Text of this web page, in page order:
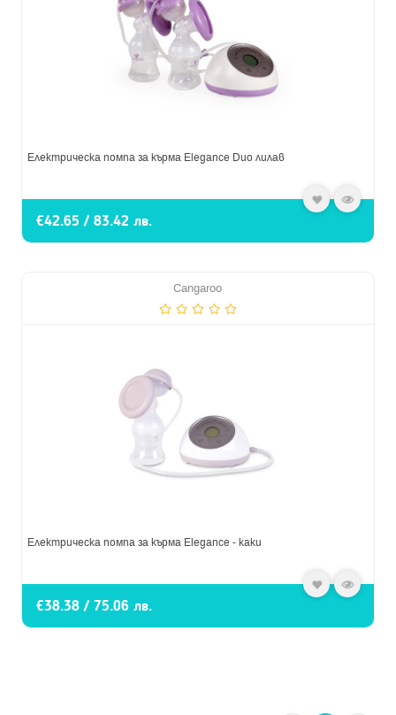
Електрическа помпа за кърма Elegance Duo лилав
€42.65 / 83.42 лв.
Cangaroo
Електрическа помпа за кърма Elegance - каки
€38.38 / 75.06 лв.